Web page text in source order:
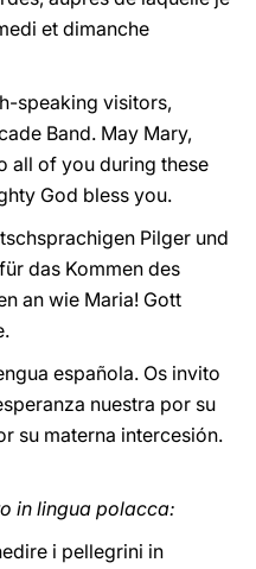
et dimanche
speaking visitors,
Band. May Mary,
all of you during these
God bless you.
Pilger und
das Kommen des
an wie Maria! Gott
española. Os invito
nuestra por su
su materna intercesión.
in lingua polacca:
i pellegrini in